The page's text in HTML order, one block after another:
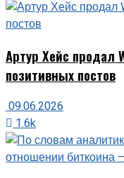
Артур Хейс продал
позитивных постов
09.06.2026
1.6k